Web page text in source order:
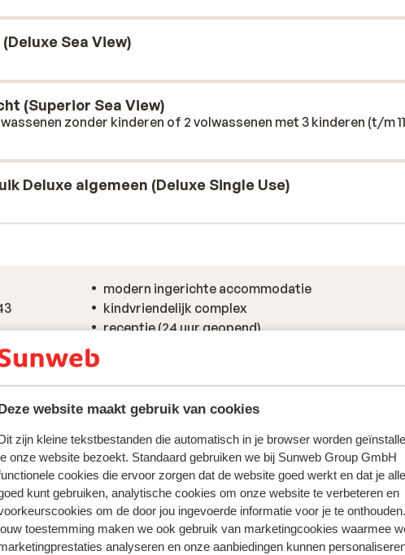
website maakt gebruik van cookies
zijn kleine tekstbestanden die automatisch in je browser worden
onze website bezoekt. Standaard gebruiken we bij Sunweb Group GmbH
cookies die ervoor zorgen dat de website goed werkt en dat je
kunt gebruiken, analytische cookies om onze website te verbeteren en
om de door jou ingevoerde informatie voor je te
toestemming maken we ook gebruik van marketingcookies waarmee
analyseren en onze aanbiedingen kunnen
Sea View)
(Superior Sea View)
zonder kinderen of 2 volwassenen met 3 kinderen (t/m 11
Deluxe algemeen (Deluxe Single Use)
modern ingerichte accommodatie
kindvriendelijk complex
receptie (24 uur geopend)